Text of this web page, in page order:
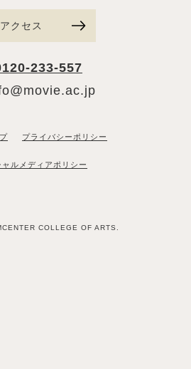
アクセス
233-557
プライバシーポリシー
ャルメディアポリシー
COLLEGE OF ARTS.